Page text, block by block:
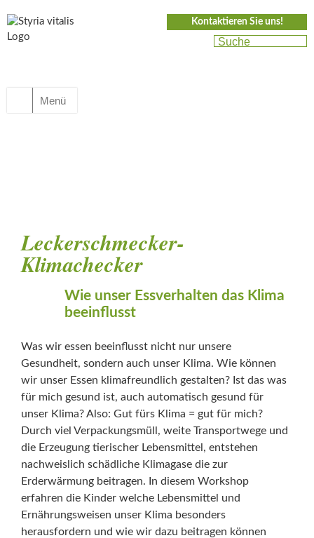
Kontaktieren Sie uns!
Menü
Leckerschmecker-
Klimachecker
Wie unser Essverhalten das Klima
beeinflusst
Was wir essen beeinflusst nicht nur unsere
Gesundheit, sondern auch unser Klima. Wie können
wir unser Essen klimafreundlich gestalten? Ist das was
für mich gesund ist, auch automatisch gesund für
unser Klima? Also: Gut fürs Klima = gut für mich?
Durch viel Verpackungsmüll, weite Transportwege und
die Erzeugung tierischer Lebensmittel, entstehen
nachweislich schädliche Klimagase die zur
Erderwärmung beitragen. In diesem Workshop
erfahren die Kinder welche Lebensmittel und
Ernährungsweisen unser Klima besonders
herausfordern und wie wir dazu beitragen können